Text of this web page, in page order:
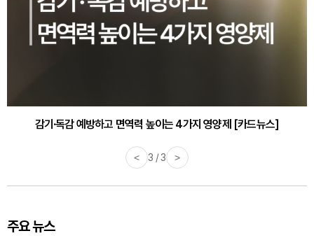
감기·독감 예방하고 면역력 높이는 4가지 영양제 [카드뉴스]
< 3 / 3 >
주요 뉴스